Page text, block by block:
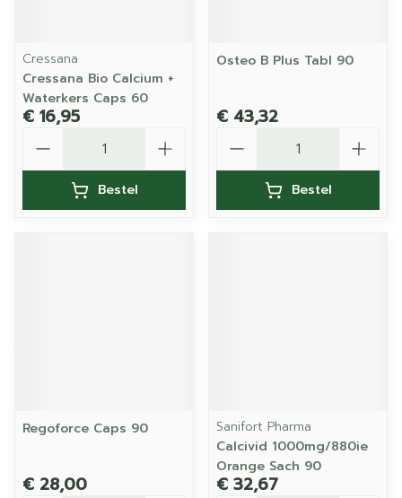
Cressana
Cressana Bio Calcium +
Waterkers Caps 60
€ 16,95
Bestel
Osteo B Plus Tabl 90
€ 43,32
Bestel
Regoforce Caps 90
€ 28,00
Sanifort Pharma
Calcivid 1000mg/880ie
Orange Sach 90
€ 32,67